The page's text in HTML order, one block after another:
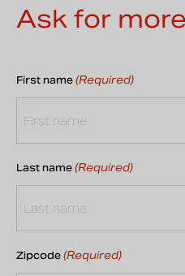
Ask for
First name (Required)
Last name (Required)
Zipcode (Required)